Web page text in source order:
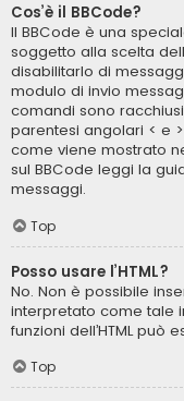
Cos’è il BBCode?
Il BBCode è una
soggetto alla scelta
disabilitarlo di
modulo di invio
comandi sono
parentesi angolari < e
come viene mostrato
sul BBCode leggi la
messaggi.
Top
Posso usare l’HTML?
No. Non è possibile
interpretato come tale
funzioni dell’HTML può
Top